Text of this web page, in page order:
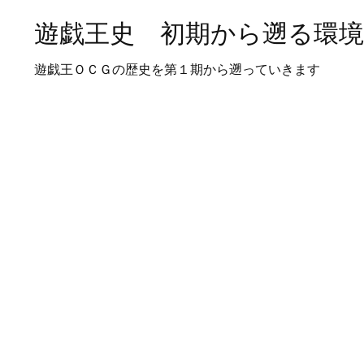
遊戯王史 初期から遡る環
遊戯王ＯＣＧの歴史を第１期から遡っていきます